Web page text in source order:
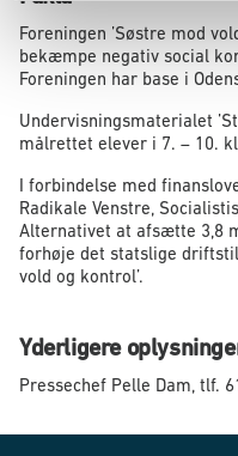
Foreningen ’Søstre mod
bekæmpe negativ social
Foreningen har base i
Undervisningsmaterialet
målrettet elever i 7. – 10.
I forbindelse med
Radikale Venstre,
Alternativet at afsætte 3,8
forhøje det statslige
vold og kontrol’.
Yderligere
Pressechef Pelle Dam, tlf.